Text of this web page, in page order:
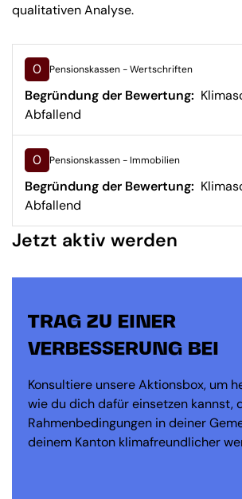
qualitativen Analyse.
0 Pensionskassen - Wertschriften
Begründung der Bewertung:
Abfallend
0 Pensionskassen - Immobilien
Begründung der Bewertung:
Abfallend
Jetzt aktiv werden
TRAG ZU EINER
VERBESSERUNG BEI
Konsultiere unsere Aktionsbox, um
wie du dich dafür einsetzen kannst,
Rahmenbedingungen in deiner
deinem Kanton klimafreundlicher